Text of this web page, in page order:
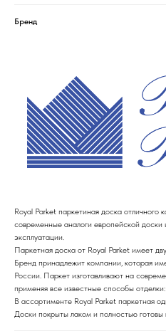
Бренд
Royal Parket паркетиная доска отличного
современные аналоги европейской
эксплуатации.
Паркетная доска от Royal Parket имеет
Бренд принадлежит компании, которая
России. Паркет изготавливают на
применяя все известные способы
В ассортименте Royal Parket паркетная
Доски покрыты лаком и полностью готовы